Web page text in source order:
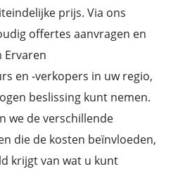
prijs. Via ons
offertes aanvragen en
Ervaren
en -verkopers in uw regio,
beslissing kunt nemen.
we de verschillende
die de kosten beïnvloeden,
krijgt van wat u kunt